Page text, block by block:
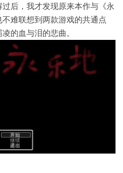
后，我才发现原来本作与《永
难联想到两款游戏的共通点
的血与泪的悲曲。